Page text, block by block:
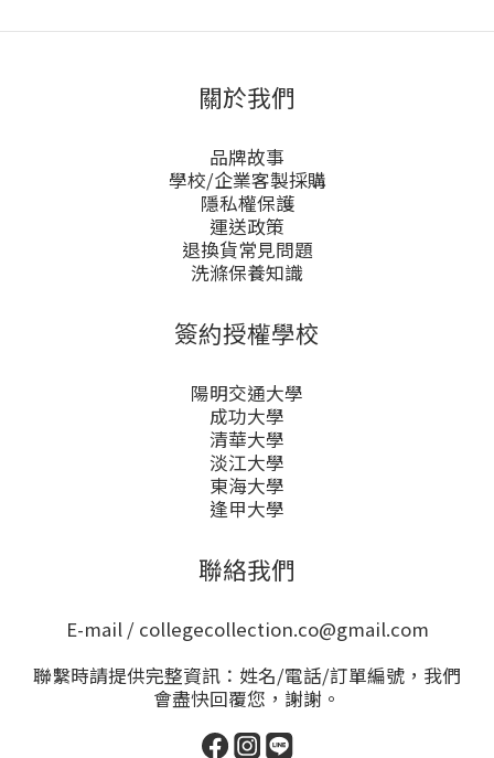
關於我們
品牌故事
學校/企業客製採購
隱私權保護
運送政策
退換貨常見問題
洗滌保養知識
簽約授權學校
陽明交通大學
成功大學
清華大學
淡江大學
東海大學
逢甲大學
聯絡我們
E-mail / collegecollection.co@gmail.com
聯繫時請提供完整資訊：姓名/電話/訂單編號，我們
會盡快回覆您，謝謝。